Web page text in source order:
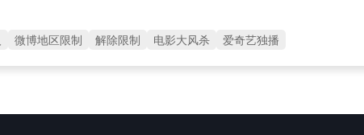
微博地区限制 解除限制 电影大风杀 爱奇艺独播